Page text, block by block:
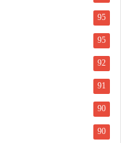
95
95
92
91
90
90